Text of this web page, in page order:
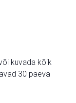
kuvada kõik
30 päeva